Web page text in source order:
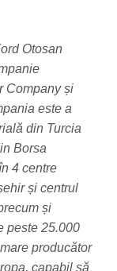
Otosan
Company și
este a
din Turcia
Borsa
4 centre
și centrul
și
peste 25.000
producător
capabil să